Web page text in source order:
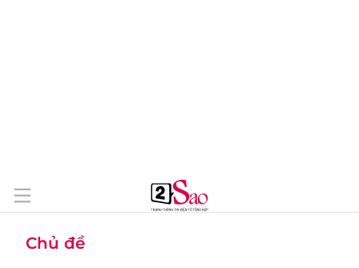
Chủ đề